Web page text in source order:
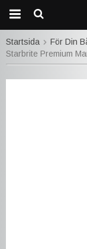
Startsida För Din
Starbrite Premium